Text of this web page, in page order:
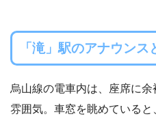
「滝」駅のアナウン
烏山線の電車内は、座席に
雰囲気。車窓を眺めている